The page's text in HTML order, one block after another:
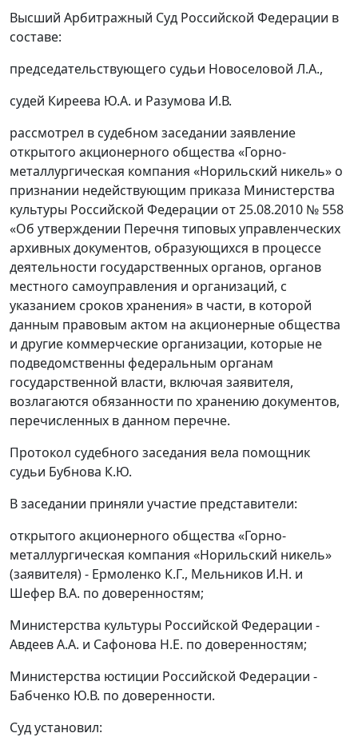
Высший Арбитражный Суд Российской Федерации в
составе:
председательствующего судьи Новоселовой Л.А.,
судей Киреева Ю.А. и Разумова И.В.
рассмотрел в судебном заседании заявление
открытого акционерного общества «Горно-
металлургическая компания «Норильский никель» о
признании недействующим приказа Министерства
культуры Российской Федерации от 25.08.2010 № 558
«Об утверждении Перечня типовых управленческих
архивных документов, образующихся в процессе
деятельности государственных органов, органов
местного самоуправления и организаций, с
указанием сроков хранения» в части, в которой
данным правовым актом на акционерные общества
и другие коммерческие организации, которые не
подведомственны федеральным органам
государственной власти, включая заявителя,
возлагаются обязанности по хранению документов,
перечисленных в данном перечне.
Протокол судебного заседания вела помощник
судьи Бубнова К.Ю.
В заседании приняли участие представители:
открытого акционерного общества «Горно-
металлургическая компания «Норильский никель»
(заявителя) - Ермоленко К.Г., Мельников И.Н. и
Шефер В.А. по доверенностям;
Министерства культуры Российской Федерации -
Авдеев А.А. и Сафонова Н.Е. по доверенностям;
Министерства юстиции Российской Федерации -
Бабченко Ю.В. по доверенности.
Суд установил: